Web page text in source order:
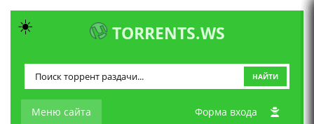
TORRENTS.WS
Меню сайта
НАЙТИ
Форма входа
☀️